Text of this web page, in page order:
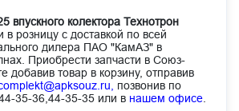
впускного колектора Технотрон
в розницу с доставкой по всей
дилера ПАО "КамАЗ" в
Приобрести запчасти в Союз-
добавив товар в корзину, отправив
позвонив по
35-36,44-35-35 или в нашем офисе.